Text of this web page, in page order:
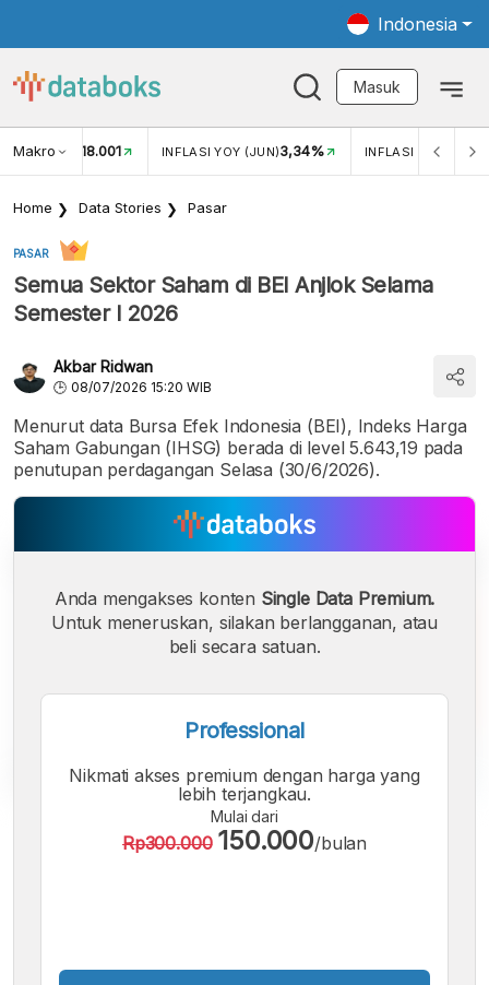
Indonesia
Masuk
Makro
USD/IDR 18.001 INFLASI YOY (JUN)3,34% INFLASI MOM (JUN)
Home Data Stories Pasar
PASAR
Semua Sektor Saham di BEI Anjlok Selama
Semester I 2026
Akbar Ridwan
08/07/2026 15:20 WIB
Menurut data Bursa Efek Indonesia (BEI), Indeks Harga
Saham Gabungan (IHSG) berada di level 5.643,19 pada
penutupan perdagangan Selasa (30/6/2026).
Font
A
Font
A
Font
Anda mengakses konten Single Data Premium.
Untuk meneruskan, silakan berlangganan, atau
beli secara satuan.
Professional
Nikmati akses premium dengan harga yang
lebih terjangkau.
Mulai dari
Rp300.000 150.000/bulan